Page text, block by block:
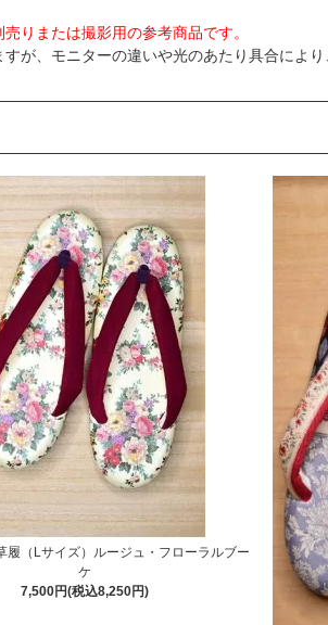
りまたは撮影用の参考商品です。
が、モニターの違いや光のあたり具合によ
履（Lサイズ）ルージュ・フローラルブー
ケ
7,500円(税込8,250円)